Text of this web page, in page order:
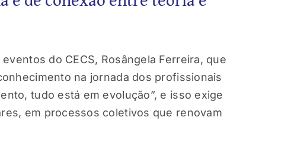
do CECS, Rosângela Ferreira, que
na jornada dos profissionais
tudo está em evolução”, e isso exige
em processos coletivos que renovam